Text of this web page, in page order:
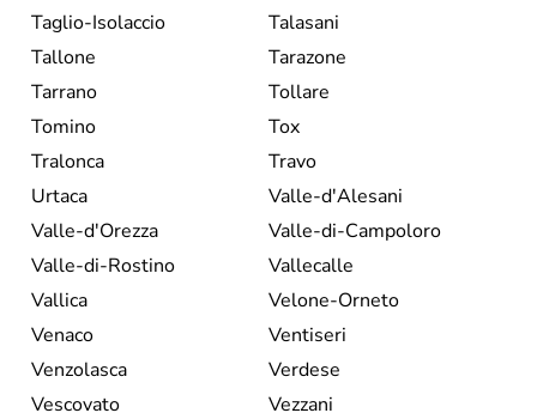
Taglio-Isolaccio
Talasani
Tallone
Tarazone
Tarrano
Tollare
Tomino
Tox
Tralonca
Travo
Urtaca
Valle-d'Alesani
Valle-d'Orezza
Valle-di-Campoloro
Valle-di-Rostino
Vallecalle
Vallica
Velone-Orneto
Venaco
Ventiseri
Venzolasca
Verdese
Vescovato
Vezzani